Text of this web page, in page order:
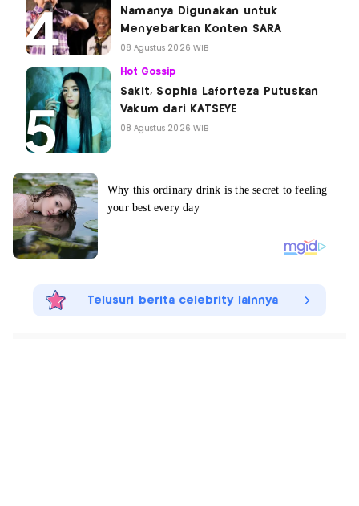
Namanya Digunakan untuk
Menyebarkan Konten SARA
08 Agustus 2026 WIB
Hot Gossip
Sakit, Sophia Laforteza Putuskan
Vakum dari KATSEYE
08 Agustus 2026 WIB
Telusuri berita celebrity lainnya